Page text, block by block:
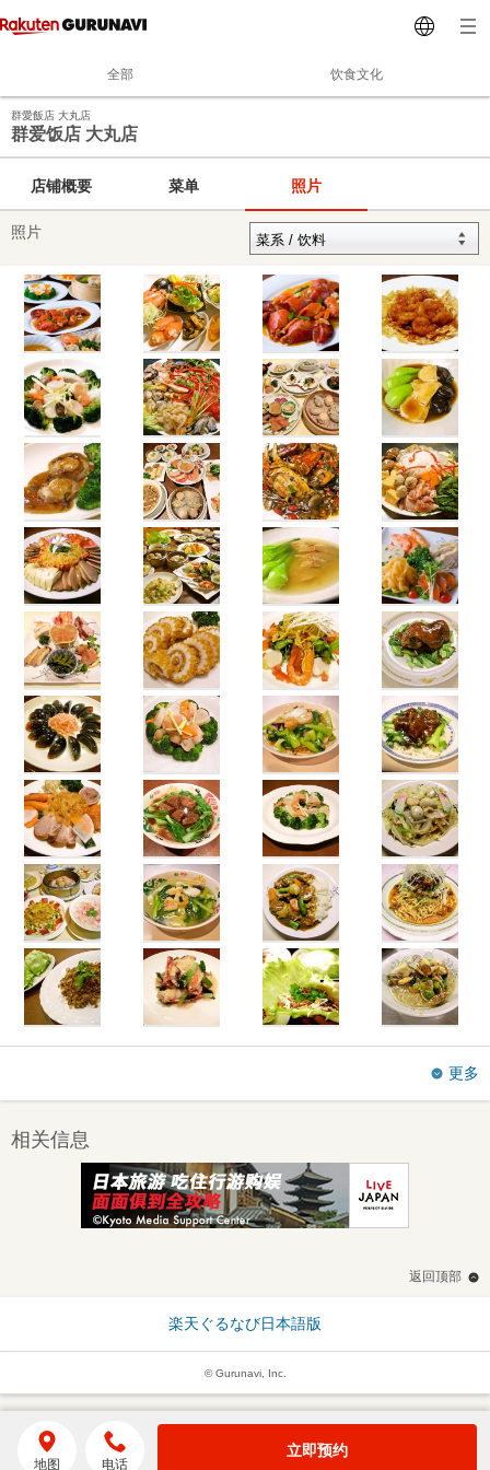
全部 饮食文化
群愛飯店 大丸店
群爱饭店 大丸店
店铺概要 菜单 照片
照片
更多
相关信息
返回顶部
楽天ぐるなび日本語版
© Gurunavi, Inc.
地图 电话
立即预约